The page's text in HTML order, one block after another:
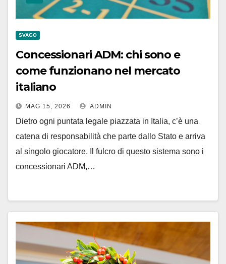
SVAGO
Concessionari ADM: chi sono e
come funzionano nel mercato
italiano
MAG 15, 2026 ADMIN
Dietro ogni puntata legale piazzata in Italia, c’è una
catena di responsabilità che parte dallo Stato e arriva
al singolo giocatore. Il fulcro di questo sistema sono i
concessionari ADM,…